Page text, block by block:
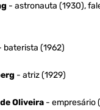
- astronauta (1930),
baterista (1962)
- atriz (1929)
Oliveira - empresário